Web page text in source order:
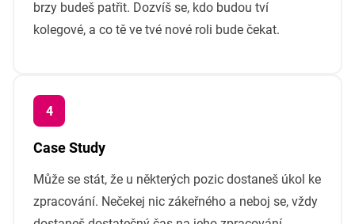
brzy budeš patřit. Dozvíš se, kdo budou tví
kolegové, a co tě ve tvé nové roli bude čekat.
Case Study
Může se stát, že u některých pozic dostaneš úkol ke
zpracování. Nečekej nic zákeřného a neboj se, vždy